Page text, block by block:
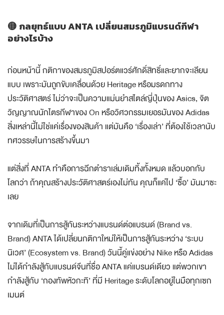
🟡 กลยุทธ์แบบ ANTA เปลี่ยนสมรภูมิแบรนด์กีฬา
อย่างไรบ้าง
ก่อนหน้านี้ กติกาของสมรภูมิสปอร์ตแวร์ศักดิ์สิทธิ์และยากจะเลียน
แบบ เพราะมันถูกขับเคลื่อนด้วย Heritage หรือมรดกทาง
ประวัติศาสตร์ ไม่ว่าจะเป็นความแม่นยำสไตล์ญี่ปุ่นของ Asics, จิต
วิญญาณนักไตรกีฬาของ On หรือวิศวกรรมเยอรมันของ Adidas
สิ่งเหล่านี้ไม่ใช่แค่เรื่องของสินค้า แต่มันคือ ‘เรื่องเล่า’ ที่ต้องใช้เวลานับ
ทศวรรษในการสร้างขึ้นมา
แต่สิ่งที่ ANTA ทำคือการฉีกตำราเล่มเดิมทิ้งทั้งหมด แล้วบอกกับ
โลกว่า ถ้าคุณสร้างประวัติศาสตร์เองไม่ทัน คุณก็แค่ไป ‘ซื้อ’ มันมาซะ
เลย
จากเดิมที่เป็นการสู้กันระหว่างแบรนด์ต่อแบรนด์ (Brand vs.
Brand) ANTA ได้เปลี่ยนกติกาใหม่ให้เป็นการสู้กันระหว่าง ‘ระบบ
นิเวศ’ (Ecosystem vs. Brand) วันนี้คู่แข่งอย่าง Nike หรือ Adidas
ไม่ได้กำลังสู้กับแบรนด์จีนที่ชื่อ ANTA แค่แบรนด์เดียว แต่พวกเขา
กำลังสู้กับ ‘กองทัพหัวกะทิ’ ที่มี Heritage ระดับโลกอยู่ในมือทุกเซก
เมนต์